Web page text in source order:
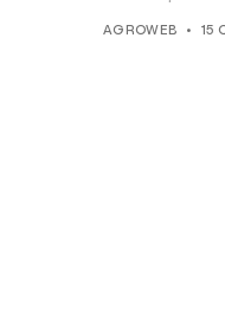
AGROWEB 15